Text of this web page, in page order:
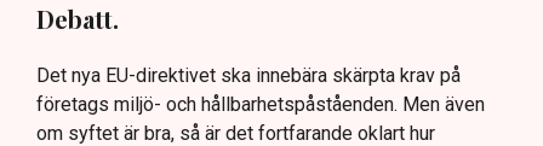
Debatt.
Det nya EU-direktivet ska innebära skärpta krav på
företags miljö- och hållbarhetspåståenden. Men även
om syftet är bra, så är det fortfarande oklart hur